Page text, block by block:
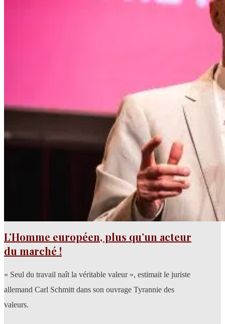
L’Homme européen, plus qu’un acteur
du marché !
« Seul du travail naît la véritable valeur », estimait le juriste
allemand Carl Schmitt dans son ouvrage Tyrannie des
valeurs.